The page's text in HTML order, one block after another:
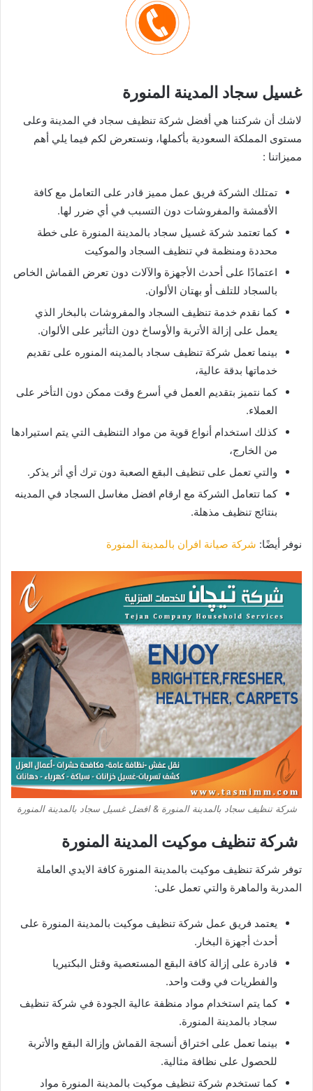
غسيل سجاد المدينة المنورة
لاشك أن شركتنا هي أفضل شركة تنظيف سجاد في المدينة وعلى
مستوى المملكة السعودية بأكملها، ونستعرض لكم فيما يلي أهم
مميزاتنا :
تمتلك الشركة فريق عمل مميز قادر على التعامل مع كافة
الأقمشة والمفروشات دون التسبب في أي ضرر لها.
كما تعتمد شركة غسيل سجاد بالمدينة المنورة على خطة
محددة ومنظمة في تنظيف السجاد والموكيت
اعتمادًا على أحدث الأجهزة والآلات دون تعرض القماش الخاص
بالسجاد للتلف أو بهتان الألوان.
كما نقدم خدمة تنظيف السجاد والمفروشات بالبخار الذي
يعمل على إزالة الأتربة والأوساخ دون التأثير على الألوان.
بينما تعمل شركة تنظيف سجاد بالمدينه المنوره على تقديم
خدماتها بدقة عالية،
كما نتميز بتقديم العمل في أسرع وقت ممكن دون التأخر على
العملاء.
كذلك استخدام أنواع قوية من مواد التنظيف التي يتم استيرادها
من الخارج،
والتي تعمل على تنظيف البقع الصعبة دون ترك أي أثر يذكر.
كما تتعامل الشركة مع ارقام افضل مغاسل السجاد في المدينه
بنتائج تنظيف مذهلة.
نوفر أيضًا: شركة صيانة افران بالمدينة المنورة
شركة تنظيف سجاد بالمدينة المنورة & افضل غسيل سجاد بالمدينة المنورة
شركة تنظيف موكيت المدينة المنورة
توفر شركة تنظيف موكيت بالمدينة المنورة كافة الايدي العاملة
المدربة والماهرة والتي تعمل على:
يعتمد فريق عمل شركة تنظيف موكيت بالمدينة المنورة على
أحدث أجهزة البخار.
قادرة على إزالة كافة البقع المستعصية وقتل البكتيريا
والفطريات في وقت واحد.
كما يتم استخدام مواد منظفة عالية الجودة في شركة تنظيف
سجاد بالمدينة المنورة.
بينما تعمل على اختراق أنسجة القماش وإزالة البقع والأتربة
للحصول على نظافة مثالية.
كما تستخدم شركة تنظيف موكيت بالمدينة المنورة مواد